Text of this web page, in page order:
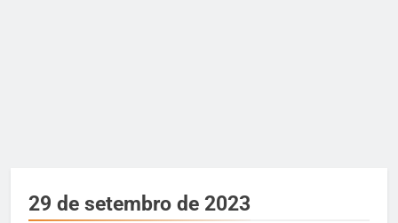
29 de setembro de 2023